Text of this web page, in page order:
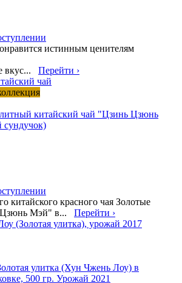
истинным ценителям
вкус... Перейти ›
китайский чай "Цзинь Цзюнь
китайского красного чая Золотые
Мэй" в... Перейти ›
улитка (Хун Чжень Лоу) в
500 гр. Урожай 2021